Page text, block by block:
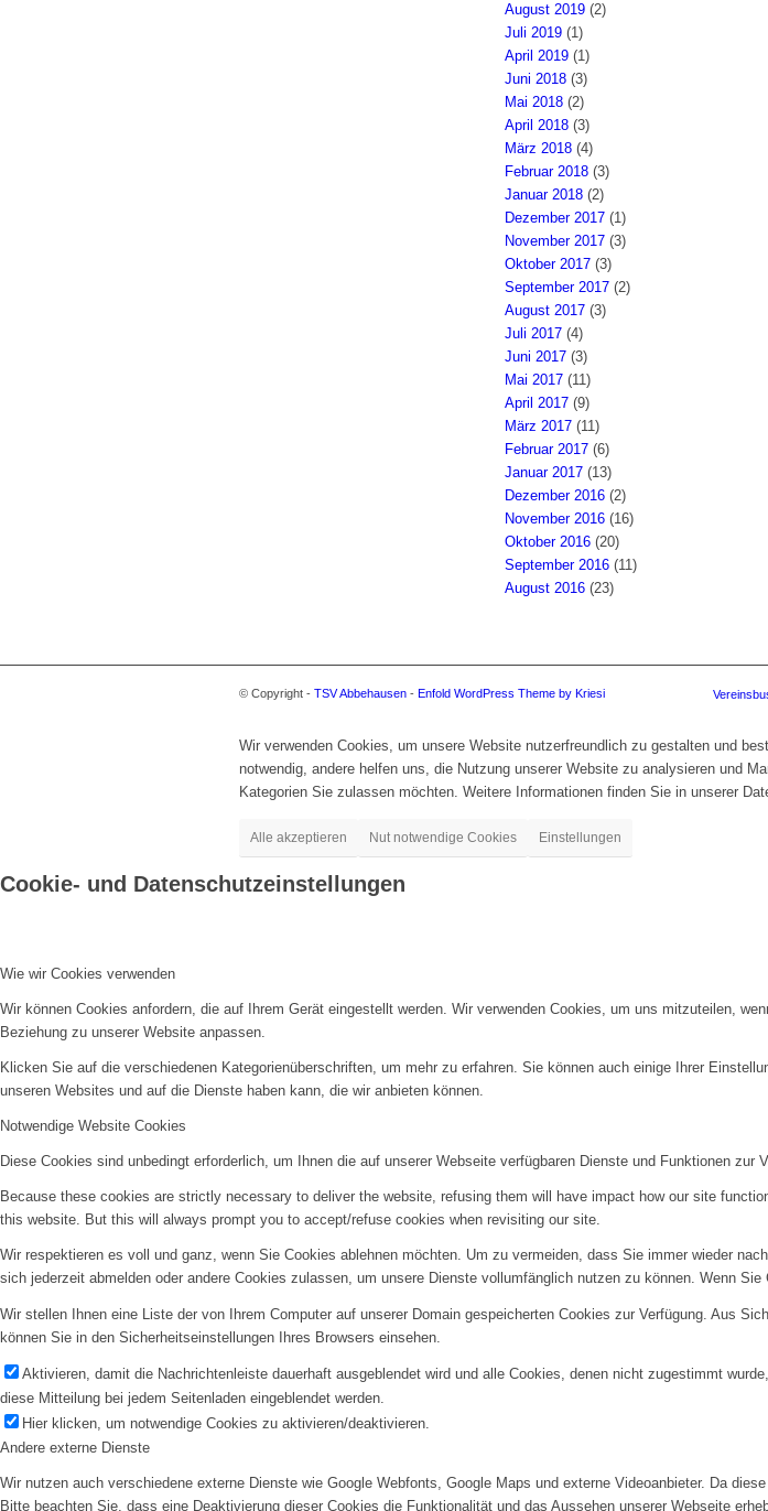
August 2019 (2)
Juli 2019 (1)
April 2019 (1)
Juni 2018 (3)
Mai 2018 (2)
April 2018 (3)
März 2018 (4)
Februar 2018 (3)
Januar 2018 (2)
Dezember 2017 (1)
November 2017 (3)
Oktober 2017 (3)
September 2017 (2)
August 2017 (3)
Juli 2017 (4)
Juni 2017 (3)
Mai 2017 (11)
April 2017 (9)
März 2017 (11)
Februar 2017 (6)
Januar 2017 (13)
Dezember 2016 (2)
November 2016 (16)
Oktober 2016 (20)
September 2016 (11)
August 2016 (23)
© Copyright - TSV Abbehausen - Enfold WordPress Theme by Kriesi
Wir verwenden Cookies, um unsere Website nutzerfreundlich zu gestalten und
notwendig, andere helfen uns, die Nutzung unserer Website zu analysieren und
Kategorien Sie zulassen möchten. Weitere Informationen finden Sie in unserer
Alle akzeptieren Nut notwendige Cookies Einstellungen
Cookie- und Datenschutzeinstellungen
Wie wir Cookies verwenden
Wir können Cookies anfordern, die auf Ihrem Gerät eingestellt werden. Wir verwenden Cookies, um uns mitzuteilen,
Beziehung zu unserer Website anpassen.
Klicken Sie auf die verschiedenen Kategorienüberschriften, um mehr zu erfahren. Sie können auch einige Ihrer
unseren Websites und auf die Dienste haben kann, die wir anbieten können.
Notwendige Website Cookies
Diese Cookies sind unbedingt erforderlich, um Ihnen die auf unserer Webseite verfügbaren Dienste und Funktionen zur
Because these cookies are strictly necessary to deliver the website, refusing them will have impact how our site
this website. But this will always prompt you to accept/refuse cookies when revisiting our site.
Wir respektieren es voll und ganz, wenn Sie Cookies ablehnen möchten. Um zu vermeiden, dass Sie immer wieder
sich jederzeit abmelden oder andere Cookies zulassen, um unsere Dienste vollumfänglich nutzen zu können. Wenn
Wir stellen Ihnen eine Liste der von Ihrem Computer auf unserer Domain gespeicherten Cookies zur Verfügung. Aus
können Sie in den Sicherheitseinstellungen Ihres Browsers einsehen.
Aktivieren, damit die Nachrichtenleiste dauerhaft ausgeblendet wird und alle Cookies, denen nicht zugestimmt
diese Mitteilung bei jedem Seitenladen eingeblendet werden.
Hier klicken, um notwendige Cookies zu aktivieren/deaktivieren.
Andere externe Dienste
Wir nutzen auch verschiedene externe Dienste wie Google Webfonts, Google Maps und externe Videoanbieter. Da
Bitte beachten Sie, dass eine Deaktivierung dieser Cookies die Funktionalität und das Aussehen unserer Webseite